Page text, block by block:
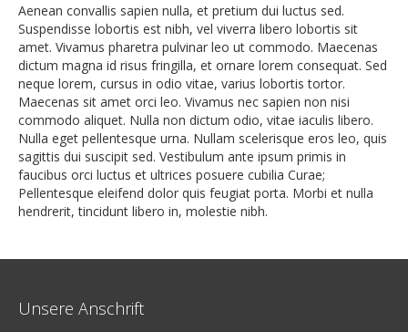
Aenean convallis sapien nulla, et pretium dui luctus sed.
Suspendisse lobortis est nibh, vel viverra libero lobortis sit
amet. Vivamus pharetra pulvinar leo ut commodo. Maecenas
dictum magna id risus fringilla, et ornare lorem consequat. Sed
neque lorem, cursus in odio vitae, varius lobortis tortor.
Maecenas sit amet orci leo. Vivamus nec sapien non nisi
commodo aliquet. Nulla non dictum odio, vitae iaculis libero.
Nulla eget pellentesque urna. Nullam scelerisque eros leo, quis
sagittis dui suscipit sed. Vestibulum ante ipsum primis in
faucibus orci luctus et ultrices posuere cubilia Curae;
Pellentesque eleifend dolor quis feugiat porta. Morbi et nulla
hendrerit, tincidunt libero in, molestie nibh.
Unsere Anschrift